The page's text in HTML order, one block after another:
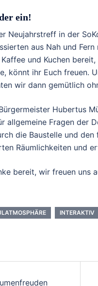
ein!
Neujahrstreff in der
aus Nah und
und Kuchen
könnt ihr Euch freuen.
wir dann gemütlich
Hubertus
allgemeine Fragen der
die Baustelle und
Räumlichkeiten und
bereit, wir freuen uns
INTERAKTIV